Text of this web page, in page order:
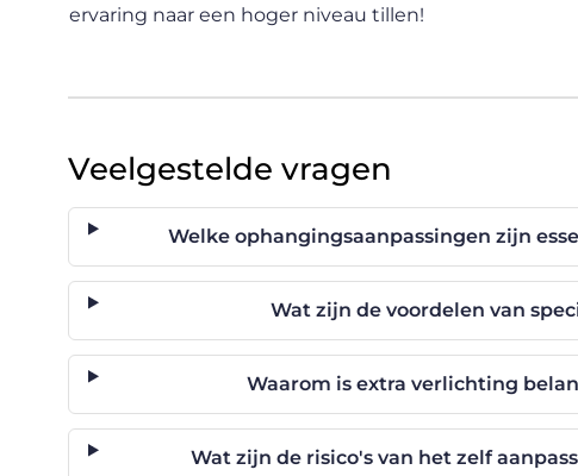
ervaring naar een hoger niveau tillen!
Veelgestelde vragen
Welke ophangingsaanpassingen zijn
Wat zijn de voordelen van
Waarom is extra verlichting
Wat zijn de risico's van het zelf